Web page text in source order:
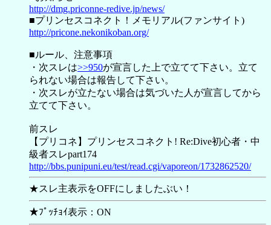
http://dmg.priconne-redive.jp/news/
■プリンセスコネクト！メモリアル(ファンサイト)
http://pricone.nekonikoban.org/
■ルール、注意事項
・次スレは>>950が宣言した上で立てて下さい。立て
られない場合は報告して下さい。
・次スレが立たない場合は気づいた人が宣言してから
立てて下さい。
前スレ
【プリコネ】プリンセスコネクト! Re:Dive初心者・中
級者スレpart174
http://bbs.punipuni.eu/test/read.cgi/vaporeon/1732862520/
★スレ主表示をOFFにしましたぶい！
★ﾌﾟｯﾁｮｲ表示：ON